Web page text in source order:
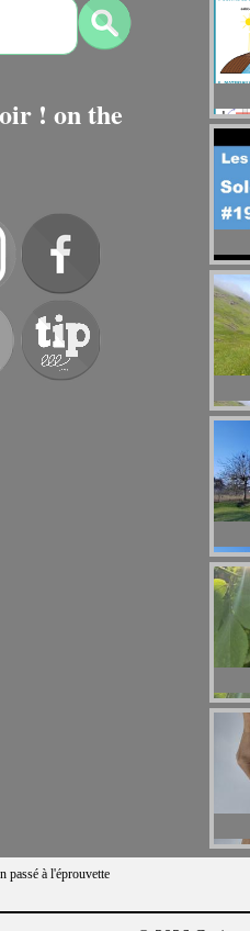
! on the
passé à l'éprouvette